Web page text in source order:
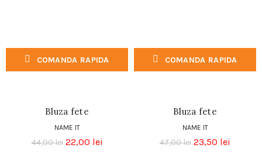
COMANDA RAPIDA
Bluza fete
NAME IT
44,00lei 22,00 lei
COMANDA RAPIDA
Bluza fete
NAME IT
47,00lei 23,50 lei